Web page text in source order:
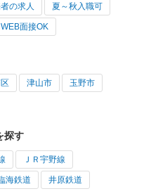
の求人 夏～秋入職可
WEB面接OK
津山市 玉野市
探す
ＪＲ宇野線
海鉄道 井原鉄道